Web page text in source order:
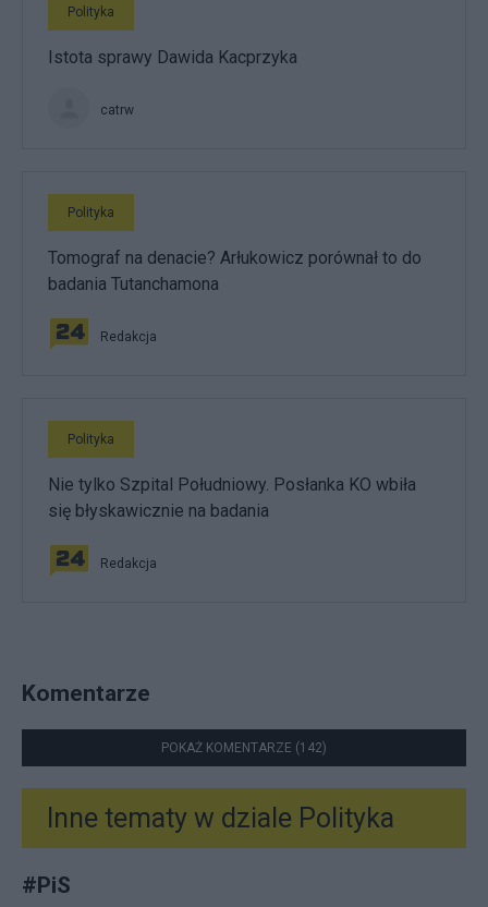
Polityka
Istota sprawy Dawida Kacprzyka
catrw
Polityka
Tomograf na denacie? Arłukowicz porównał to do
badania Tutanchamona
Redakcja
Polityka
Nie tylko Szpital Południowy. Posłanka KO wbiła
się błyskawicznie na badania
Redakcja
Komentarze
POKAŻ KOMENTARZE (142)
Inne tematy w dziale Polityka
#PiS